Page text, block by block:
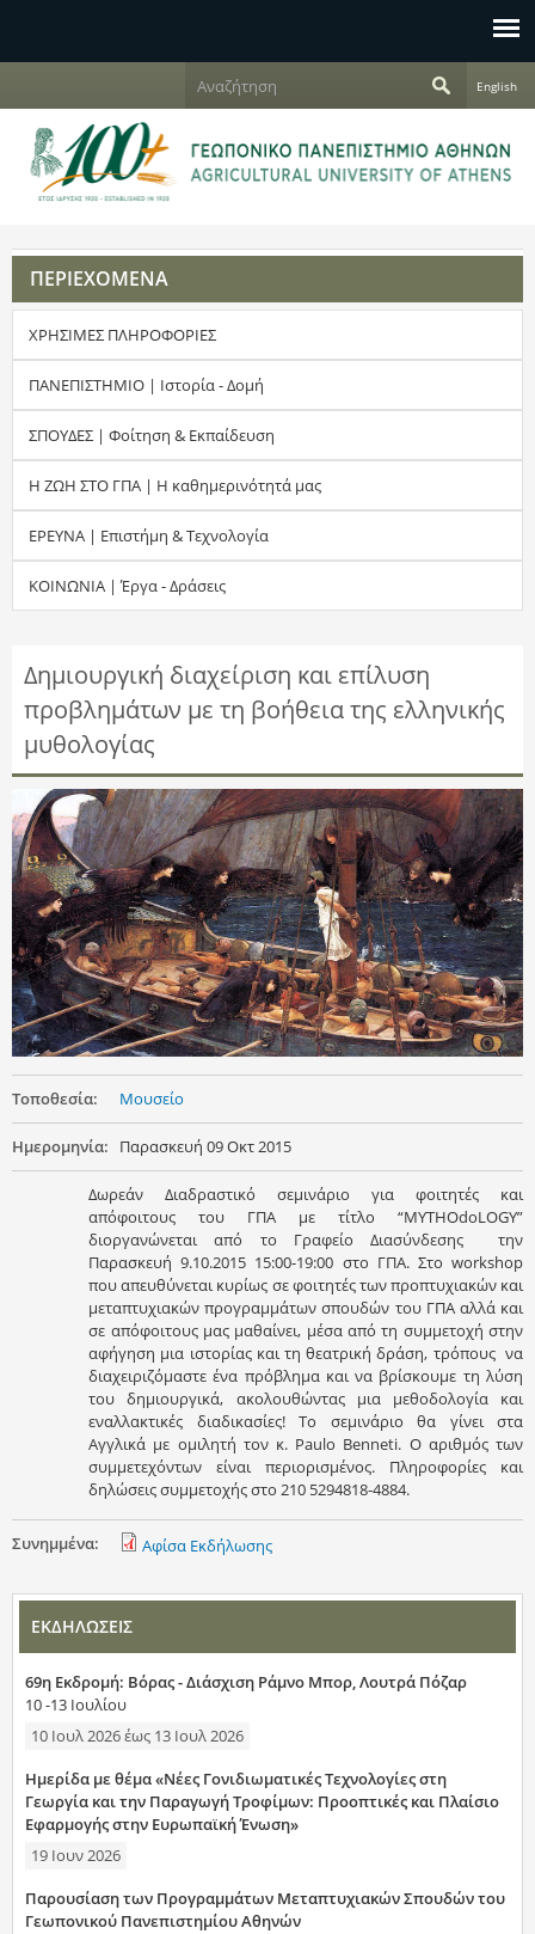
Φ
ό
μ
α
α
ν
α
ζ
ή
τ
σ
η
ζ
ή
τ
η
English
ΠΕΡΙΕΧΟΜΕΝΑ
ΧΡΗΣΙΜΕΣ ΠΛΗΡΟΦΟΡΙΕΣ
ΠΑΝΕΠΙΣΤΗΜΙΟ | Ιστορία - Δομή
ΣΠΟΥΔΕΣ | Φοίτηση & Εκπαίδευση
Η ΖΩΗ ΣΤΟ ΓΠΑ | Η καθημερινότητά μας
ΕΡΕΥΝΑ | Επιστήμη & Τεχνολογία
ΚΟΙΝΩΝΙΑ | Έργα - Δράσεις
Δημιουργική διαχείριση και επίλυση
προβλημάτων με τη βοήθεια της ελληνικής
μυθολογίας
Τοποθεσία: Μουσείο
Ημερομηνία: Παρασκευή 09 Οκτ 2015
Δωρεάν Διαδραστικό σεμινάριο για φοιτητές και
απόφοιτους του ΓΠΑ με τίτλο “MYTHOdoLOGY”
διοργανώνεται από το Γραφείο Διασύνδεσης την
Παρασκευή 9.10.2015 15:00-19:00 στο ΓΠΑ. Στο workshop
που απευθύνεται κυρίως σε φοιτητές των προπτυχιακών και
μεταπτυχιακών προγραμμάτων σπουδών του ΓΠΑ αλλά και
σε απόφοιτους μας μαθαίνει, μέσα από τη συμμετοχή στην
αφήγηση μια ιστορίας και τη θεατρική δράση, τρόπους να
διαχειριζόμαστε ένα πρόβλημα και να βρίσκουμε τη λύση
του δημιουργικά, ακολουθώντας μια μεθοδολογία και
εναλλακτικές διαδικασίες! Το σεμινάριο θα γίνει στα
Αγγλικά με ομιλητή τον κ. Paulo Benneti. O αριθμός των
συμμετεχόντων είναι περιορισμένος. Πληροφορίες και
δηλώσεις συμμετοχής στο 210 5294818-4884.
Συνημμένα: Αφίσα Εκδήλωσης
ΕΚΔΗΛΩΣΕΙΣ
69η Εκδρομή: Βόρας - Διάσχιση Ράμνο Μπορ, Λουτρά Πόζαρ
10 -13 Ιουλίου
10 Ιουλ 2026έως 13 Ιουλ 2026
Ημερίδα με θέμα «Νέες Γονιδιωματικές Τεχνολογίες στη
Γεωργία και την Παραγωγή Τροφίμων: Προοπτικές και Πλαίσιο
Εφαρμογής στην Ευρωπαϊκή Ένωση»
19 Ιουν 2026
Παρουσίαση των Προγραμμάτων Μεταπτυχιακών Σπουδών του
Γεωπονικού Πανεπιστημίου Αθηνών